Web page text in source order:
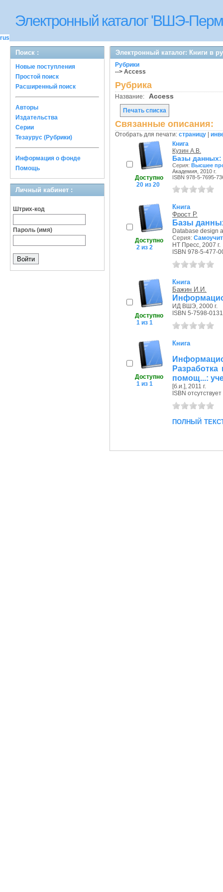
Электронный каталог 'ВШЭ-
rus
Поиск :
Новые поступления
Простой поиск
Расширенный поиск
Авторы
Издательства
Серии
Тезаурус (Рубрики)
Информация о фонде
Помощь
Личный кабинет :
Штрих-код
Пароль (имя)
Электронный каталог: Книги в
Рубрики
--> Access
Рубрика
Название: Access
Печать списка
Связанные описания:
Отобрать для печати: страницу
Доступно
20 из 20
Книга
Кузин А.В.
Базы данных:
Серия: Высшее
Академия, 2010 г.
ISBN 978-5-7695-
Доступно
2 из 2
Книга
Фрост Р.
Базы
Database design
Серия:
НТ Пресс, 2007 г.
ISBN 978-5-477-
Доступно
1 из 1
Книга
Бажин И.И.
ИД ВШЭ, 2000 г.
ISBN 5-7598-
Доступно
1 из 1
Книга
помощ...:
[б.и.], 2011 г.
ISBN отсутствует
полный